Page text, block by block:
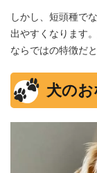
しかし、短頭種で
出やすくなります
ならではの特徴だ
犬のお